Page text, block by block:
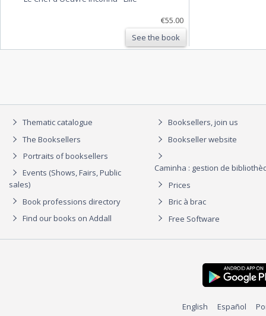
€55.00
See the book
Thematic catalogue
The Booksellers
Portraits of booksellers
Events (Shows, Fairs, Public
sales)
Book professions directory
Find our books on Addall
Booksellers, join us
Bookseller website
Caminha : gestion de
Prices
Bric à brac
Free Software
English Español